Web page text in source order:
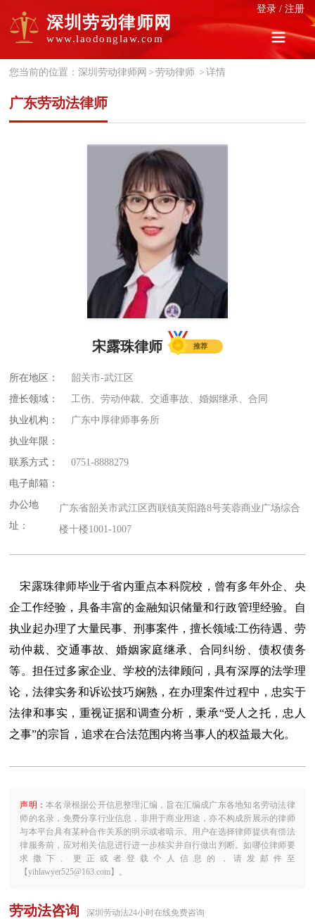
登录 / 注册
深圳劳动律师网
www.laodonglaw.com
您当前的位置：深圳劳动律师网 > 劳动律师 > 详情
广东劳动法律师
宋露珠律师 推荐
所在地区：
韶关市-武江区
擅长领域：
工伤、劳动仲裁、交通事故、婚姻继承、合同
执业机构：
广东中厚律师事务所
执业年限：
联系方式：
0751-8888279
电子邮箱：
办公地
址：
广东省韶关市武江区西联镇芙阳路8号芙蓉商业广场综合
楼十楼1001-1007
宋露珠律师毕业于省内重点本科院校，曾有多年外企、央
企工作经验，具备丰富的金融知识储量和行政管理经验。自
执业起办理了大量⺠事、刑事案件，擅⻓领域:工伤待遇、劳
动仲裁、交通事故、婚姻家庭继承、合同纠纷、债权债务
等。担任过多家企业、学校的法律顾问，具有深厚的法学理
论，法律实务和诉讼技巧娴熟，在办理案件过程中，忠实于
法律和事实，重视证据和调查分析，秉承“受人之托，忠人
之事”的宗旨，追求在合法范围内将当事人的权益最大化。
声明：本名录根据公开信息整理汇编，旨在汇编成广东各地知名劳动法律
师的名录，免费分享行业信息，非用于商业用途，亦不构成所展示的律师
与本平台具有某种合作关系的明示或者暗示。用户在选择律师提供有偿法
律服务前，应对相关信息进行进一步核实并自行做出判断。如哪位律师要
求撒下、更正或者登载个人信息的，请发邮件至
【yihlawyer525@163.com】。
劳动法咨询 深圳劳动法24小时在线免费咨询